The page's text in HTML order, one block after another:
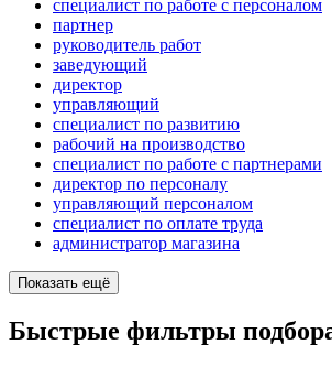
специалист по работе с персоналом
партнер
руководитель работ
заведующий
директор
управляющий
специалист по развитию
рабочий на производство
специалист по работе с партнерами
директор по персоналу
управляющий персоналом
специалист по оплате труда
администратор магазина
Показать ещё
Быстрые фильтры